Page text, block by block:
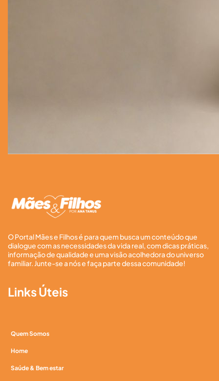
O Portal Mães e Filhos é para quem busca um conteúdo que
dialogue com as necessidades da vida real, com dicas práticas,
informação de qualidade e uma visão acolhedora do universo
familiar. Junte-se a nós e faça parte dessa comunidade!
Links Úteis
Quem Somos
Home
Saúde & Bem estar